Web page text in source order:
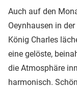
Auch auf den
Oeynhausen in
König Charles
eine gelöste,
die Atmosphäre
harmonisch.